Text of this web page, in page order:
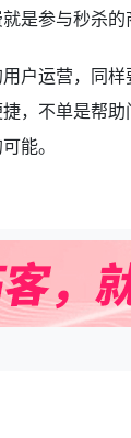
是参与秒杀
户运营，同样
，不单是帮
能。